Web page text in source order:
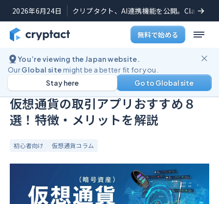
2026年6月24日 クリプタクト、AI連携機能を公開。Claude
無料で始める
You’re viewing the Japan website.
OurGlobal sitemight be a better fit for you.
Go to Global site
Stay here
ブログ
公開日:2025年8月25日(最終更新日:2026年2月12日
仮想通貨の取引アプリおすすめ８
選！特徴・メリットを解説
初心者向け 仮想通貨コラム